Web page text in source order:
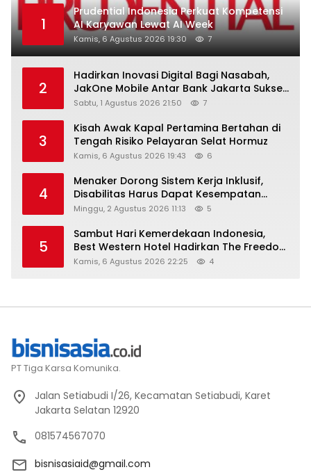
1
Prudential Indonesia Perkuat Kompetensi
AI Karyawan Lewat AI Week
Kamis, 6 Agustus 2026 19:30 7
2
Hadirkan Inovasi Digital Bagi Nasabah,
JakOne Mobile Antar Bank Jakarta Sukses
Raih Digital Excellence Awards 2026
Sabtu, 1 Agustus 2026 21:50 7
3
Kisah Awak Kapal Pertamina Bertahan di
Tengah Risiko Pelayaran Selat Hormuz
Kamis, 6 Agustus 2026 19:43 6
4
Menaker Dorong Sistem Kerja Inklusif,
Disabilitas Harus Dapat Kesempatan
Setara
Minggu, 2 Agustus 2026 11:13 5
5
Sambut Hari Kemerdekaan Indonesia,
Best Western Hotel Hadirkan The Freedom
Stay Diskon Hingga 45%
Kamis, 6 Agustus 2026 22:25 4
PT Tiga Karsa Komunika.
Jalan Setiabudi I/26, Kecamatan Setiabudi, Karet
Jakarta Selatan 12920
081574567070
bisnisasiaid@gmail.com